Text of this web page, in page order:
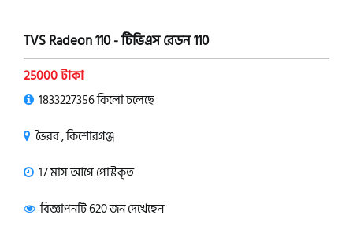
TVS Radeon 110 - টিভিএস রেডন 110
25000 টাকা
1833227356 কিলো চলেছে
ভৈরব , কিশোরগঞ্জ
17 মাস আগে পোস্টকৃত
বিজ্ঞাপনটি 620 জন দেখেছেন